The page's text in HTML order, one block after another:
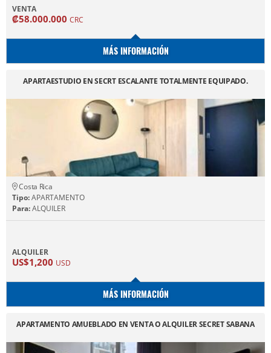
VENTA
₡58.000.000 CRC
MÁS INFORMACIÓN
APARTAESTUDIO EN SECRT ESCALANTE TOTALMENTE EQUIPADO.
Costa Rica
Tipo:APARTAMENTO
Para:ALQUILER
ALQUILER
US$1,200 USD
MÁS INFORMACIÓN
APARTAMENTO AMUEBLADO EN VENTA O ALQUILER SECRET SABANA